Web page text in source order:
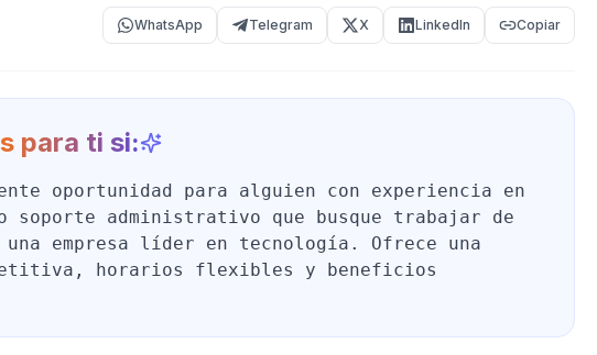
WhatsApp Telegram X LinkedIn Copiar
para ti si:
oportunidad para alguien con experiencia en
o soporte administrativo que busque trabajar de
una empresa líder en tecnología. Ofrece una
horarios flexibles y beneficios